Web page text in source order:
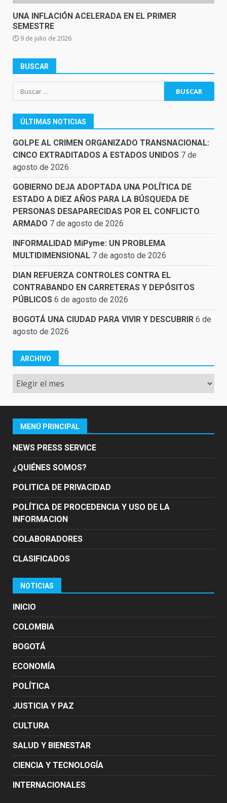
UNA INFLACIÓN ACELERADA EN EL PRIMER
SEMESTRE
9 de julio de 2026
BUSCAR
Buscar:
ÚLTIMAS NOTICIAS
GOLPE AL CRIMEN ORGANIZADO TRANSNACIONAL:
CINCO EXTRADITADOS A ESTADOS UNIDOS 7 de
agosto de 2026
GOBIERNO DEJA ADOPTADA UNA POLÍTICA DE
ESTADO A DIEZ AÑOS PARA LA BÚSQUEDA DE
PERSONAS DESAPARECIDAS POR EL CONFLICTO
ARMADO 7 de agosto de 2026
INFORMALIDAD MiPyme: UN PROBLEMA
MULTIDIMENSIONAL 7 de agosto de 2026
DIAN REFUERZA CONTROLES CONTRA EL
CONTRABANDO EN CARRETERAS Y DEPÓSITOS
PÚBLICOS 6 de agosto de 2026
BOGOTÁ UNA CIUDAD PARA VIVIR Y DESCUBRIR 6 de
agosto de 2026
ARCHIVO
Archivo
MENÚ PRINCIPAL
NEWS PRESS SERVICE
¿QUIÉNES SOMOS?
POLITICA DE PRIVACIDAD
POLÍTICA DE PROCEDENCIA Y USO DE LA
INFORMACION
COLABORADORES
CLASIFICADOS
NOTICIAS
INICIO
COLOMBIA
BOGOTÁ
ECONOMÍA
POLÍTICA
JUSTICIA Y PAZ
CULTURA
SALUD Y BIENESTAR
CIENCIA Y TECNOLOGÍA
INTERNACIONALES